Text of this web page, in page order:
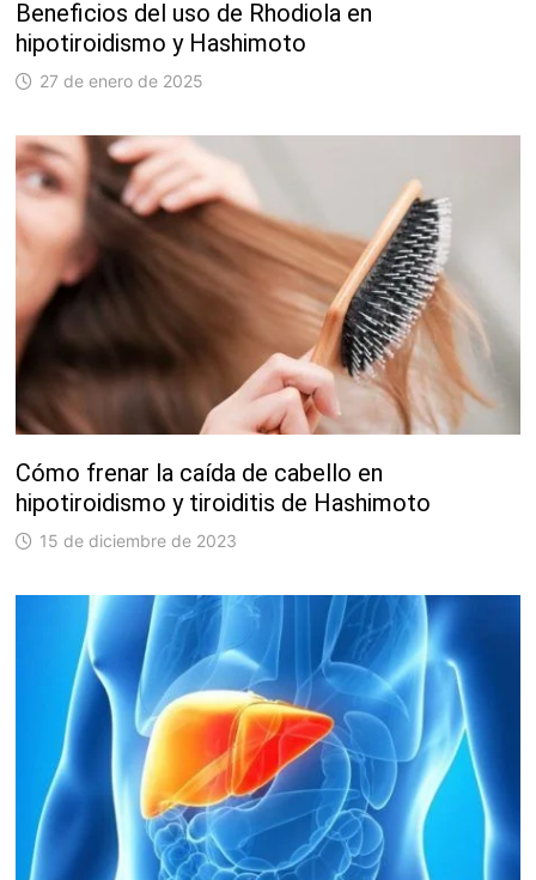
Beneficios del uso de Rhodiola en
hipotiroidismo y Hashimoto
27 de enero de 2025
Cómo frenar la caída de cabello en
hipotiroidismo y tiroiditis de Hashimoto
15 de diciembre de 2023